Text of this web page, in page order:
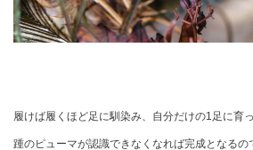
履けば履くほど足に馴染み、自分だけの1足に育
踵のピューマが認識できなくなれば完成となるの